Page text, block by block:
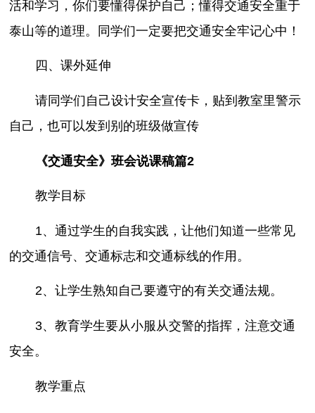
活和学习，你们要懂得保护自己；懂得交通安全重于
泰山等的道理。同学们一定要把交通安全牢记心中！
四、课外延伸
请同学们自己设计安全宣传卡，贴到教室里警示
自己，也可以发到别的班级做宣传
《交通安全》班会说课稿篇2
教学目标
1、通过学生的自我实践，让他们知道一些常见
的交通信号、交通标志和交通标线的作用。
2、让学生熟知自己要遵守的有关交通法规。
3、教育学生要从小服从交警的指挥，注意交通
安全。
教学重点